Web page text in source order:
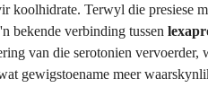
koolhidrate. Terwyl die presiese
bekende verbinding tussen
van die serotonien
gewigstoename meer